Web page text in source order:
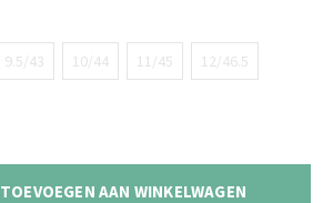
9.5/43 10/44 11/45 12/46.5
TOEVOEGEN AAN WINKELWAGEN